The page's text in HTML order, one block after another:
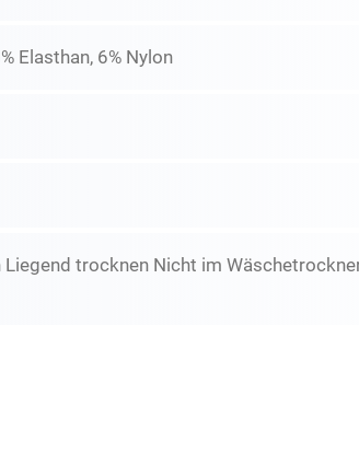
Elasthan, 6% Nylon
trocknen Nicht im